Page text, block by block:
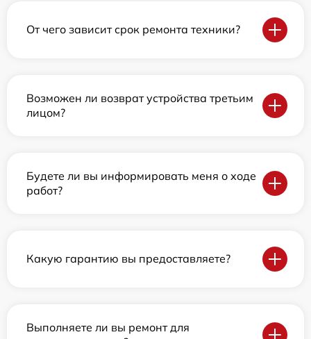
От чего зависит срок ремонта техники?
Возможен ли возврат устройства третьим
лицом?
Будете ли вы информировать меня о ходе
работ?
Какую гарантию вы предоставляете?
Выполняете ли вы ремонт для